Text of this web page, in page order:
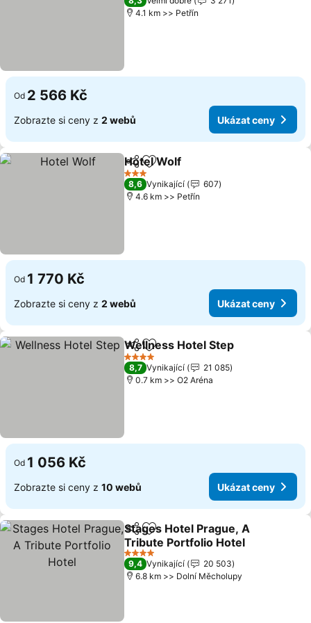
4.1 km >> Petřín
Od 2 566 Kč
Zobrazte si ceny z 2 webů Ukázat ceny
SdíletPřidat na seznam oblíbených
Hotel Wolf
3 Počet hvězdiček
8,6 Vynikající
607
4.6 km >> Petřín
Od 1 770 Kč
Zobrazte si ceny z 2 webů Ukázat ceny
SdíletPřidat na seznam oblíbených
Wellness Hotel Step
4 Počet hvězdiček
8,7 Vynikající
21 085
0.7 km >> O2 Aréna
Od 1 056 Kč
Zobrazte si ceny z 10 webů Ukázat ceny
SdíletPřidat na seznam oblíbených
Stages Hotel Prague, A
Tribute Portfolio Hotel
Ukázat ceny
4 Počet hvězdiček
9,4 Vynikající
20 503
6.8 km >> Dolní Měcholupy